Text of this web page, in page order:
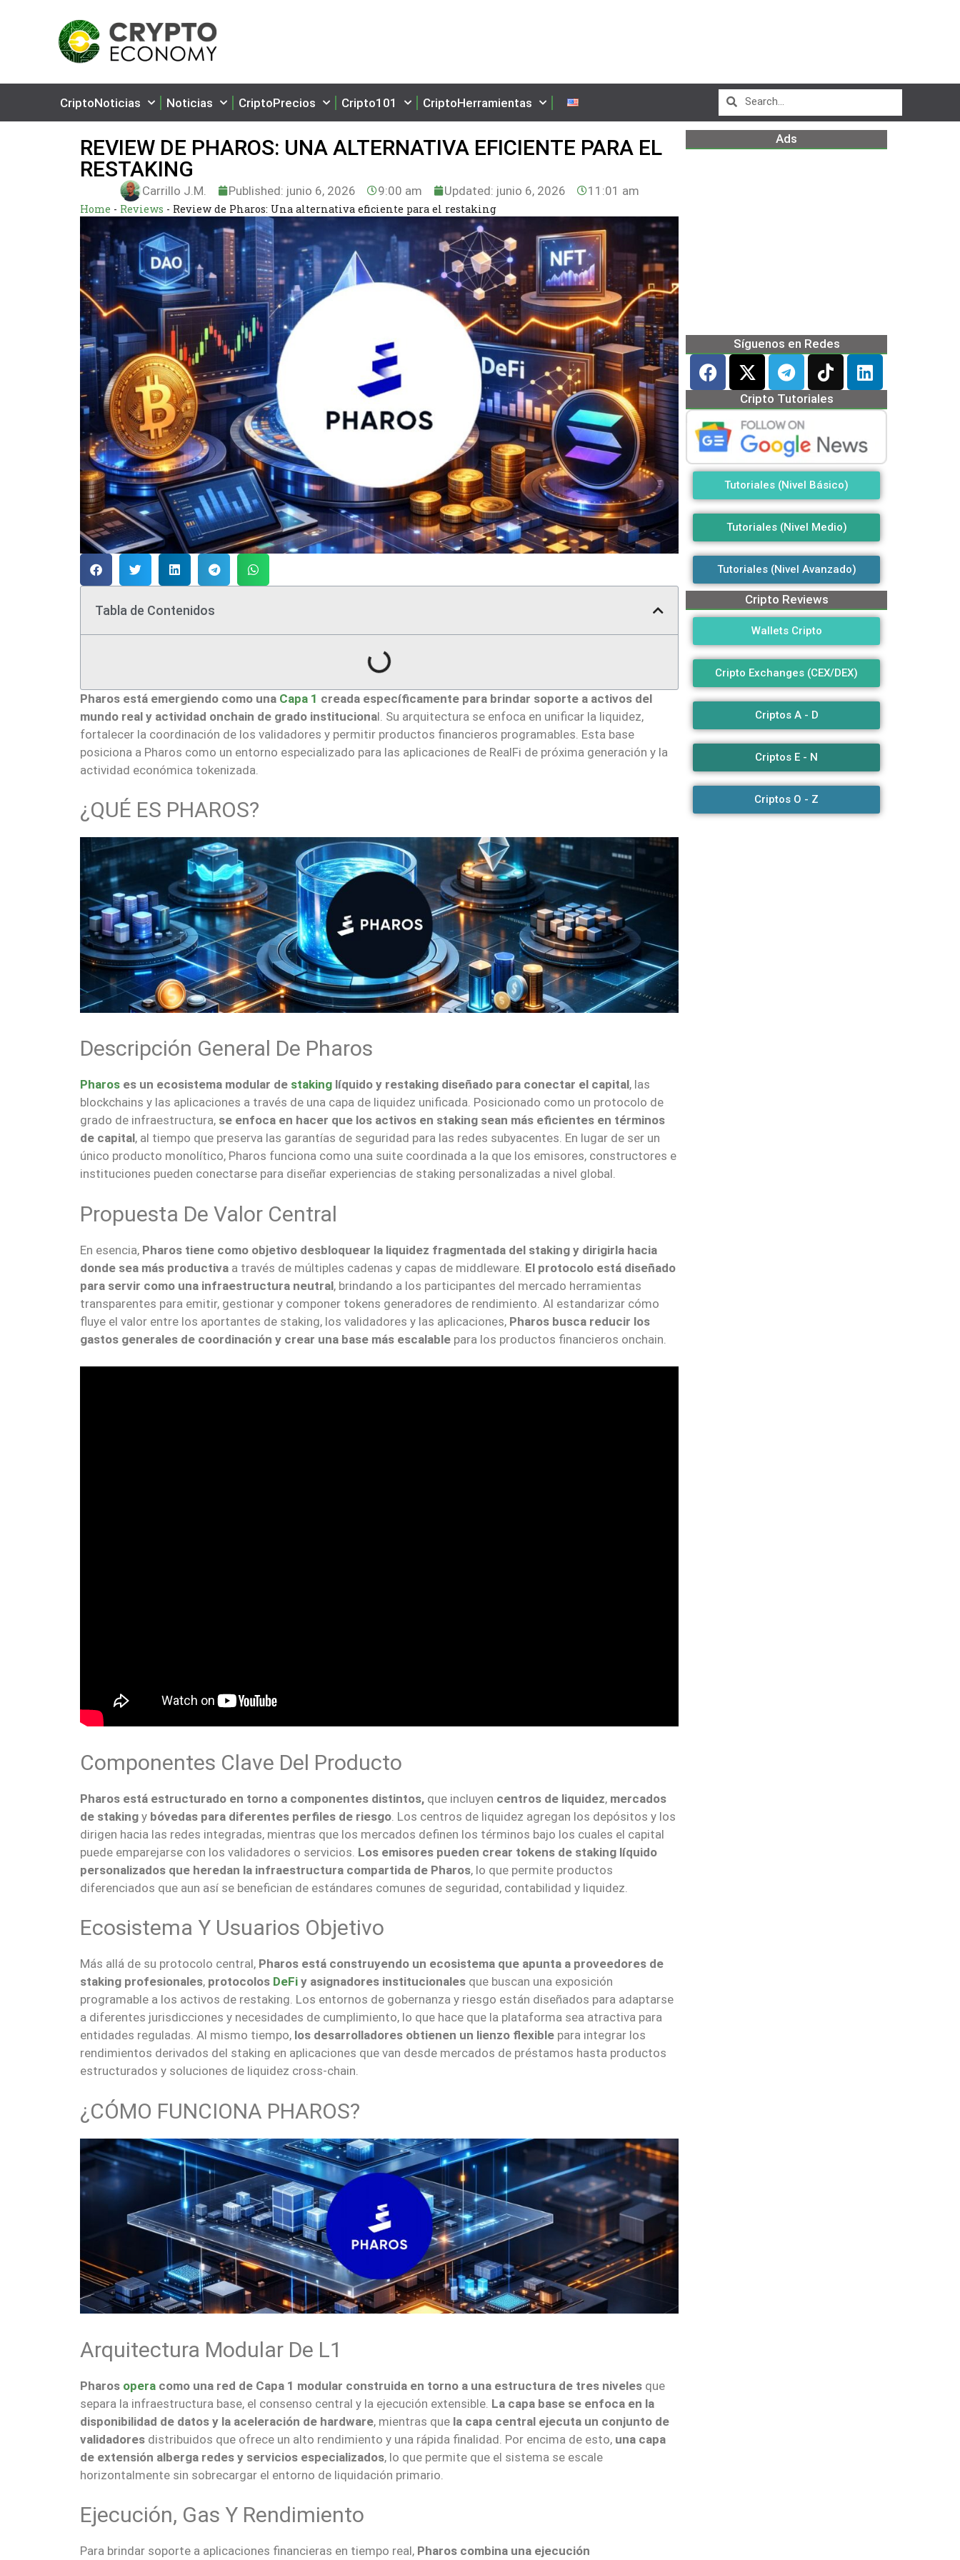
CriptoNoticias Noticias CriptoPrecios Cripto101 CriptoHerramientas
REVIEW DE PHAROS: UNA ALTERNATIVA EFICIENTE PARA EL
RESTAKING
Carrillo J.M. Published: junio 6, 2026 9:00 am Updated: junio 6, 2026 11:01 am
Home - Reviews - Review de Pharos: Una alternativa eficiente para el restaking
Tabla de Contenidos
Pharos está emergiendo como una Capa 1 creada específicamente para brindar soporte a activos del
mundo real y actividad onchain de grado institucional. Su arquitectura se enfoca en unificar la liquidez,
fortalecer la coordinación de los validadores y permitir productos financieros programables. Esta base
posiciona a Pharos como un entorno especializado para las aplicaciones de RealFi de próxima generación y la
actividad económica tokenizada.
¿QUÉ ES PHAROS?
Descripción General De Pharos
Pharos es un ecosistema modular de staking líquido y restaking diseñado para conectar el capital, las
blockchains y las aplicaciones a través de una capa de liquidez unificada. Posicionado como un protocolo de
grado de infraestructura, se enfoca en hacer que los activos en staking sean más eficientes en términos
de capital, al tiempo que preserva las garantías de seguridad para las redes subyacentes. En lugar de ser un
único producto monolítico, Pharos funciona como una suite coordinada a la que los emisores, constructores e
instituciones pueden conectarse para diseñar experiencias de staking personalizadas a nivel global.
Propuesta De Valor Central
En esencia, Pharos tiene como objetivo desbloquear la liquidez fragmentada del staking y dirigirla hacia
donde sea más productiva a través de múltiples cadenas y capas de middleware. El protocolo está diseñado
para servir como una infraestructura neutral, brindando a los participantes del mercado herramientas
transparentes para emitir, gestionar y componer tokens generadores de rendimiento. Al estandarizar cómo
fluye el valor entre los aportantes de staking, los validadores y las aplicaciones, Pharos busca reducir los
gastos generales de coordinación y crear una base más escalable para los productos financieros onchain.
Componentes Clave Del Producto
Pharos está estructurado en torno a componentes distintos, que incluyen centros de liquidez, mercados
de staking y bóvedas para diferentes perfiles de riesgo . Los centros de liquidez agregan los depósitos y los
dirigen hacia las redes integradas, mientras que los mercados definen los términos bajo los cuales el capital
puede emparejarse con los validadores o servicios. Los emisores pueden crear tokens de staking líquido
personalizados que heredan la infraestructura compartida de Pharos, lo que permite productos
diferenciados que aun así se benefician de estándares comunes de seguridad, contabilidad y liquidez.
Ecosistema Y Usuarios Objetivo
Más allá de su protocolo central, Pharos está construyendo un ecosistema que apunta a proveedores de
staking profesionales, protocolos DeFi y asignadores institucionales que buscan una exposición
programable a los activos de restaking. Los entornos de gobernanza y riesgo están diseñados para adaptarse
a diferentes jurisdicciones y necesidades de cumplimiento, lo que hace que la plataforma sea atractiva para
entidades reguladas. Al mismo tiempo, los desarrolladores obtienen un lienzo flexible para integrar los
rendimientos derivados del staking en aplicaciones que van desde mercados de préstamos hasta productos
estructurados y soluciones de liquidez cross-chain.
¿CÓMO FUNCIONA PHAROS?
Arquitectura Modular De L1
Pharos opera como una red de Capa 1 modular construida en torno a una estructura de tres niveles que
separa la infraestructura base, el consenso central y la ejecución extensible. La capa base se enfoca en la
disponibilidad de datos y la aceleración de hardware, mientras que la capa central ejecuta un conjunto de
validadores distribuidos que ofrece un alto rendimiento y una rápida finalidad. Por encima de esto, una capa
de extensión alberga redes y servicios especializados, lo que permite que el sistema se escale
horizontalmente sin sobrecargar el entorno de liquidación primario.
Ejecución, Gas Y Rendimiento
Para brindar soporte a aplicaciones financieras en tiempo real, Pharos combina una ejecución
Ads
Síguenos en Redes
Cripto Tutoriales
Tutoriales (Nivel Básico)
Tutoriales (Nivel Medio)
Tutoriales (Nivel Avanzado)
Cripto Reviews
Wallets Cripto
Cripto Exchanges (CEX/DEX)
Criptos A - D
Criptos E - N
Criptos O - Z